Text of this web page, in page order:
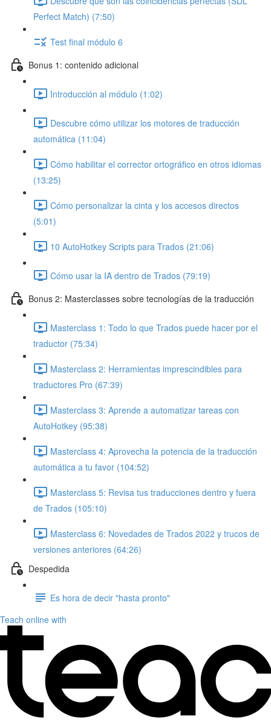
Perfect Match) (7:50)
Test final módulo 6
Bonus 1: contenido adicional
Introducción al módulo (1:02)
Descubre cómo utilizar los motores de traducción
automática (11:04)
Cómo habilitar el corrector ortográfico en otros idiomas
(13:25)
Cómo personalizar la cinta y los accesos directos
(5:01)
10 AutoHotkey Scripts para Trados (21:06)
Cómo usar la IA dentro de Trados (79:19)
Bonus 2: Masterclasses sobre tecnologías de la traducción
Masterclass 1: Todo lo que Trados puede hacer por el
traductor (75:34)
Masterclass 2: Herramientas imprescindibles para
traductores Pro (67:39)
Masterclass 3: Aprende a automatizar tareas con
AutoHotkey (95:38)
Masterclass 4: Aprovecha la potencia de la traducción
automática a tu favor (104:52)
Masterclass 5: Revisa tus traducciones dentro y fuera
de Trados (105:10)
Masterclass 6: Novedades de Trados 2022 y trucos de
versiones anteriores (64:26)
Despedida
Es hora de decir "hasta pronto"
Teach online with